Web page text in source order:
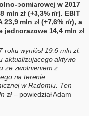
pomiarowej w 2017
mln zł (+3,3% r/r). EBIT
23,9 mln zł (+7,6% r/r), a
14,4 mln zł
wyniósł 19,6 mln zł.
aktualizującego aktywo
ze zwolnieniem z
na terenie
w Radomiu. Ten
zł– powiedział Adam